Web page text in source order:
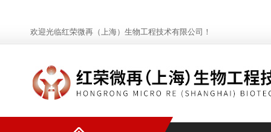
欢迎光临红荣微再（上海）生物工程技术有限公司！